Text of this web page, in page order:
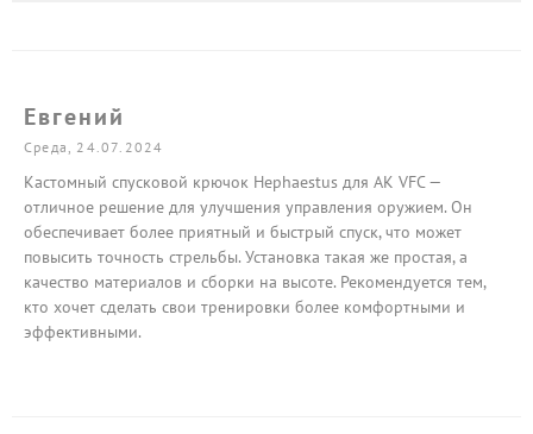
Евгений
Среда, 24.07.2024
Кастомный спусковой крючок Hephaestus для АК VFC —
отличное решение для улучшения управления оружием. Он
обеспечивает более приятный и быстрый спуск, что может
повысить точность стрельбы. Установка такая же простая, а
качество материалов и сборки на высоте. Рекомендуется тем,
кто хочет сделать свои тренировки более комфортными и
эффективными.